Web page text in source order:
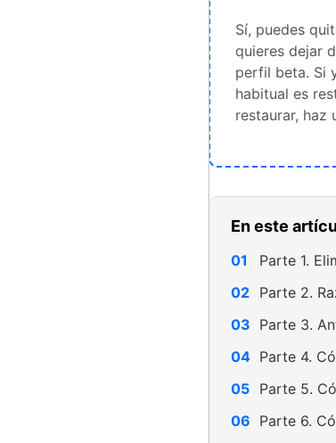
Sí, puedes
quieres dejar
perfil beta. Si
habitual es
restaurar, haz
En este
Parte 1.
Parte 2.
Parte 3.
Parte 4.
Parte 5.
Parte 6.